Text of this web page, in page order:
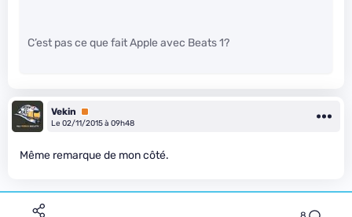
C’est pas ce que fait Apple avec Beats 1?
Vekin
Premium
Le 02/11/2015 à 09h48
Même remarque de mon côté.